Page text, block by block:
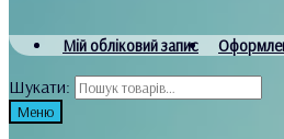
Мій обліковий запис
Шукати:
Меню